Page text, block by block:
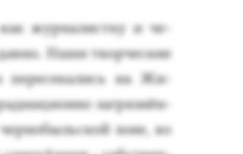
жур­на­лис­тку и че­
На­ши твор­ческие
пе­ресе­кались на Жи­
заг­рязнён­
зо­не, во